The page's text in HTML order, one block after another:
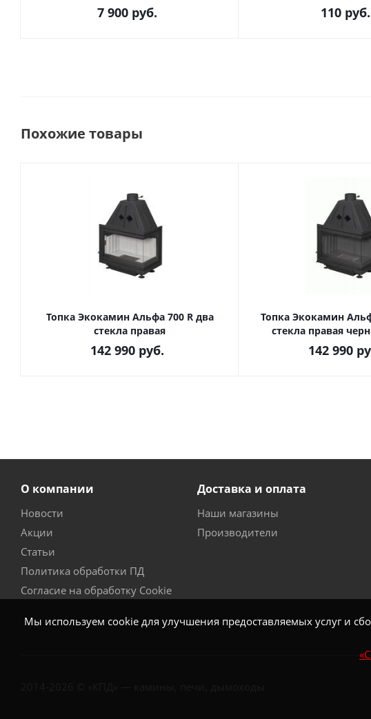
Мы используем cookie для улучшения предоставляемых услуг и
7 900 руб. 110руб.
Похожие товары
Топка Экокамин Альфа 700 R два
стекла правая
142 990 руб.
Топка Экокамин
стекла правая
142 990
О компании
Новости
Акции
Статьи
Политика обработки ПД
Согласие на обработку Cookie
Доставка и оплата
Наши магазины
Производители